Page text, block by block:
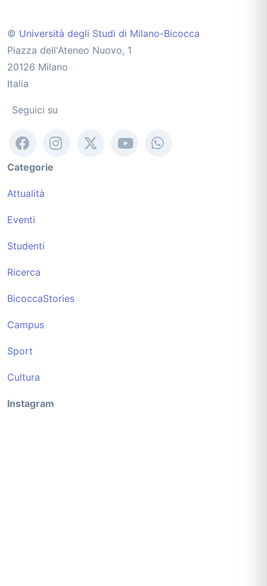
© Università degli Studi di Milano-Bicocca
Piazza dell'Ateneo Nuovo, 1
20126 Milano
Italia
Seguici su
Categorie
Attualità
Eventi
Studenti
Ricerca
BicoccaStories
Campus
Sport
Cultura
Instagram